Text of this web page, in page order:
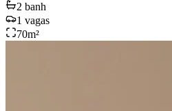
2 banh
1 vagas
70m²